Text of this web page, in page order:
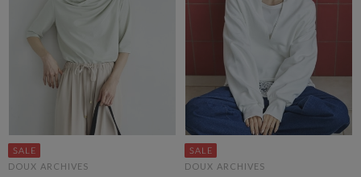
DOUX ARCHIVES DOUX ARCHIVES